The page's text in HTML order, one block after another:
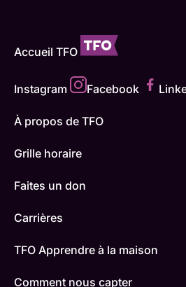
Accueil TFO
Instagram Facebook
À propos de TFO
Grille horaire
Faites un don
Carrières
TFO Apprendre à la maison
Comment nous capter